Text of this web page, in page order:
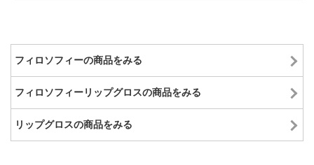
フィロソフィーの商品をみる
フィロソフィーリップグロスの商品をみる
リップグロスの商品をみる